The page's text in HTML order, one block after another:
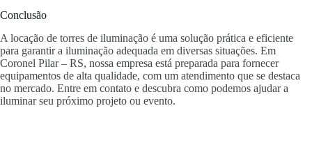
Conclusão
A locação de torres de iluminação é uma solução prática e eficiente
para garantir a iluminação adequada em diversas situações. Em
Coronel Pilar – RS, nossa empresa está preparada para fornecer
equipamentos de alta qualidade, com um atendimento que se destaca
no mercado. Entre em contato e descubra como podemos ajudar a
iluminar seu próximo projeto ou evento.